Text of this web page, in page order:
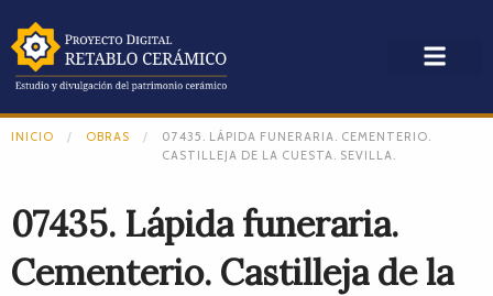
INICIO OBRAS
07435. LÁPIDA FUNERARIA. CEMENTERIO.
CASTILLEJA DE LA CUESTA. SEVILLA.
07435. Lápida funeraria.
Cementerio. Castilleja de la